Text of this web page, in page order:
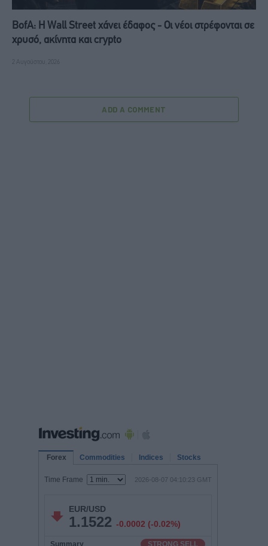
BofA: Η Wall Street χάνει έδαφος - Οι νέοι στρέφονται σε
χρυσό, ακίνητα και crypto
2 Αυγούστου, 2026
ADD A COMMENT